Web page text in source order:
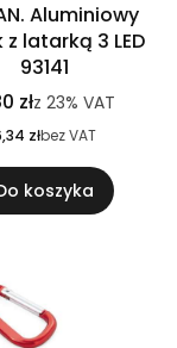
Aluminiowy
latarką 3 LED
93141
złz 23% VAT
złbez VAT
koszyka